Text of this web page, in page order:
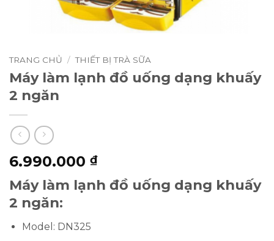
TRANG CHỦ / THIẾT BỊ TRÀ SỮA
Máy làm lạnh đồ uống dạng khuấy
2 ngăn
6.990.000 ₫
Máy làm lạnh đồ uống dạng khuấy
2 ngăn:
Model: DN325